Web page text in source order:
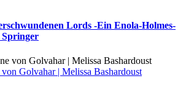
Lords -Ein Enola-Holmes-
Golvahar | Melissa Bashardoust